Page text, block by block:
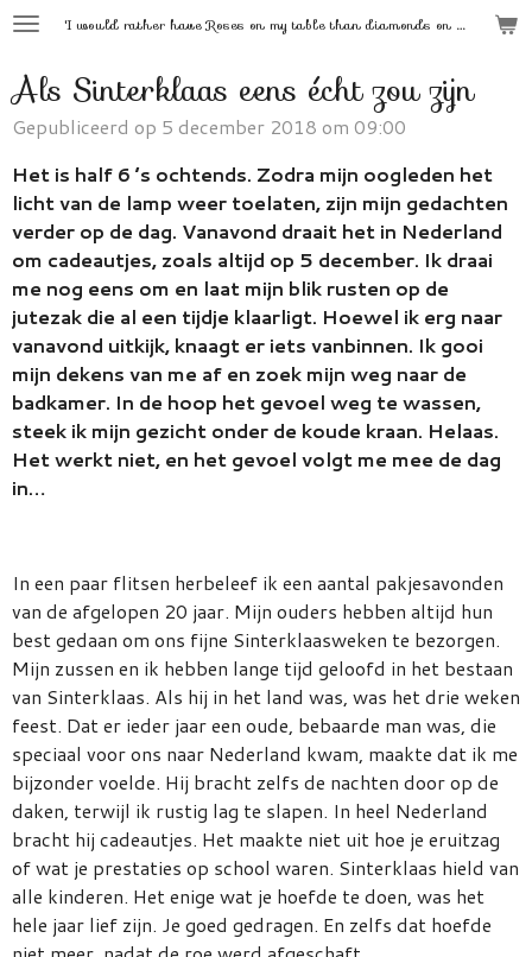
Ga
naar
de
hoofdinhoud
'
I would rather have Roses on my table than diamonds on my neck.'
Als Sinterklaas eens écht zou zijn
Gepubliceerd op 5 december 2018 om 09:00
Het is half 6 ’s ochtends. Zodra mijn oogleden het
licht van de lamp weer toelaten, zijn mijn gedachten
verder op de dag. Vanavond draait het in Nederland
om cadeautjes, zoals altijd op 5 december. Ik draai
me nog eens om en laat mijn blik rusten op de
jutezak die al een tijdje klaarligt. Hoewel ik erg naar
vanavond uitkijk, knaagt er iets vanbinnen. Ik gooi
mijn dekens van me af en zoek mijn weg naar de
badkamer. In de hoop het gevoel weg te wassen,
steek ik mijn gezicht onder de koude kraan. Helaas.
Het werkt niet, en het gevoel volgt me mee de dag
in…
In een paar flitsen herbeleef ik een aantal pakjesavonden
van de afgelopen 20 jaar. Mijn ouders hebben altijd hun
best gedaan om ons fijne Sinterklaasweken te bezorgen.
Mijn zussen en ik hebben lange tijd geloofd in het bestaan
van Sinterklaas. Als hij in het land was, was het drie weken
feest. Dat er ieder jaar een oude, bebaarde man was, die
speciaal voor ons naar Nederland kwam, maakte dat ik me
bijzonder voelde. Hij bracht zelfs de nachten door op de
daken, terwijl ik rustig lag te slapen. In heel Nederland
bracht hij cadeautjes. Het maakte niet uit hoe je eruitzag
of wat je prestaties op school waren. Sinterklaas hield van
alle kinderen. Het enige wat je hoefde te doen, was het
hele jaar lief zijn. Je goed gedragen. En zelfs dat hoefde